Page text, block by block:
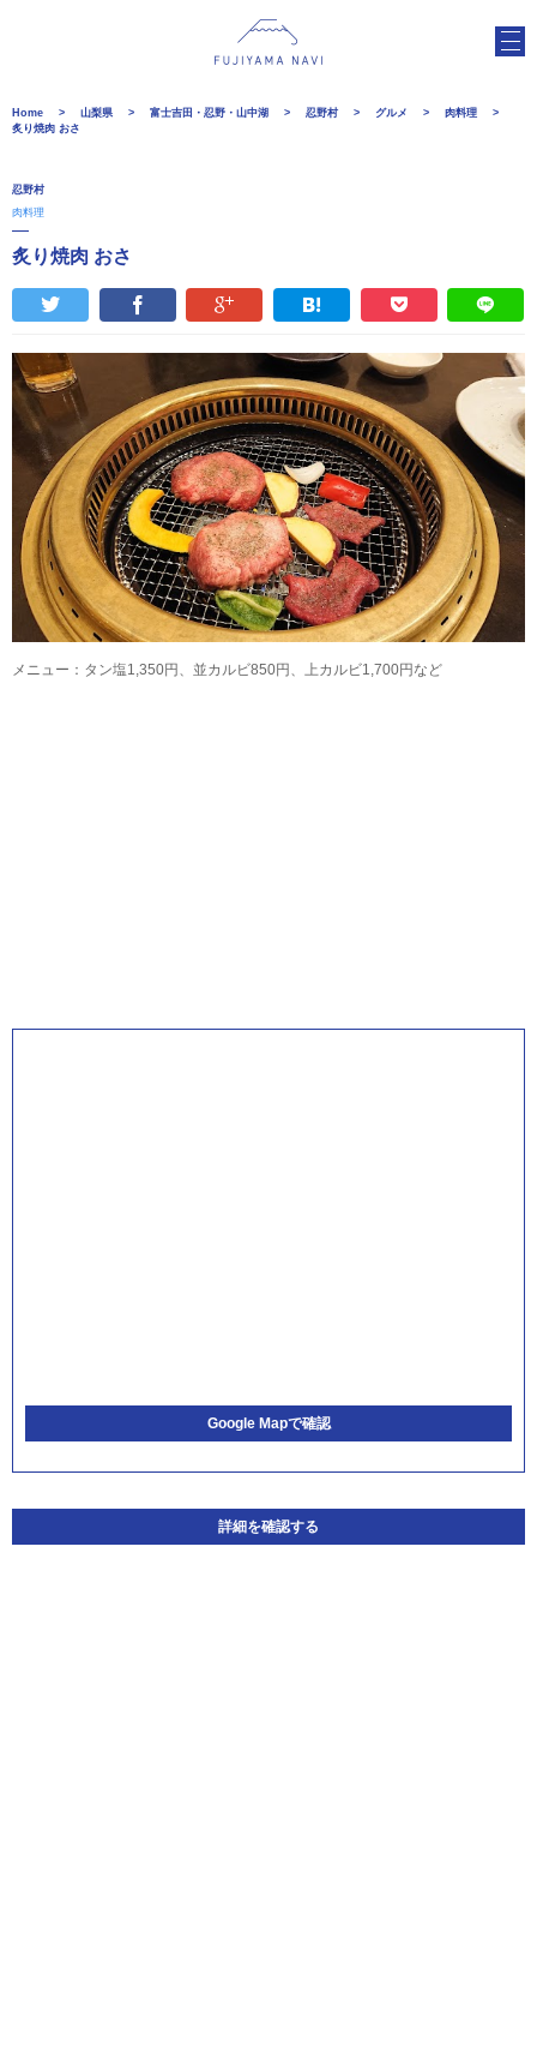
Home 山梨県 富士吉田・忍野・山中湖 忍野村 グルメ
肉料理
炙り焼肉 おさ
忍野村
肉料理
炙り焼肉 おさ
メニュー：タン塩1,350円、並カルビ850円、上カルビ1,700円など
Google Mapで確認
詳細を確認する